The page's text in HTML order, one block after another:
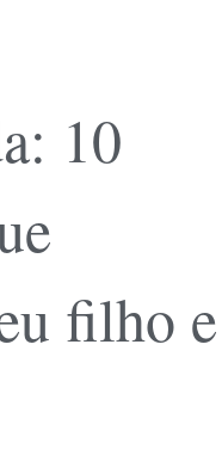
10
filho e